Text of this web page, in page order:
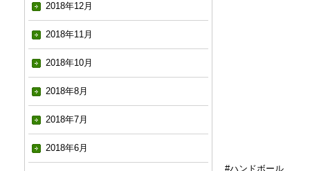
2018年12月
2018年11月
2018年10月
2018年8月
2018年7月
2018年6月
#ハンドボール